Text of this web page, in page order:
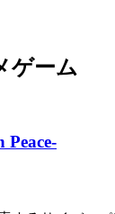
ゲーム
Peace-